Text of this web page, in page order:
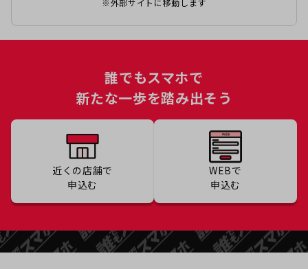
誰でもスマホで
新たな一歩を踏み出そう
近くの店舗で
申込む
WEBで
申込む